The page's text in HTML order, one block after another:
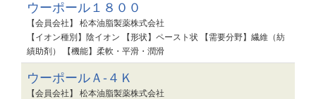
ウーポール１８００
【会員会社】 松本油脂製薬株式会社
【イオン種別】陰イオン 【形状】ペースト状 【需要分野】繊維（紡
績助剤） 【機能】柔軟・平滑・潤滑
ウーポールＡ-４Ｋ
【会員会社】 松本油脂製薬株式会社